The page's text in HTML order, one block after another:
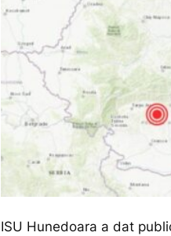
ISU Hunedoara a dat